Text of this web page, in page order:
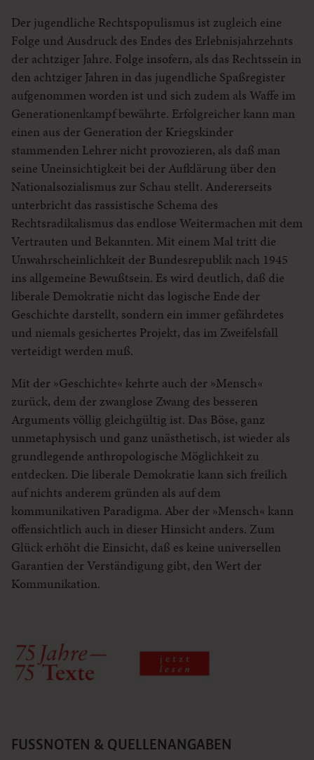
Der jugendliche Rechtspopulismus ist zugleich eine
Folge und Ausdruck des Endes des Erlebnisjahrzehnts
der achtziger Jahre. Folge insofern, als das Rechtssein in
den achtziger Jahren in das jugendliche Spaßregister
aufgenommen worden ist und sich zudem als Waffe im
Generationenkampf bewährte. Erfolgreicher kann man
einen aus der Generation der Kriegskinder
stammenden Lehrer nicht provozieren, als daß man
seine Uneinsichtigkeit bei der Aufklärung über den
Nationalsozialismus zur Schau stellt. Andererseits
unterbricht das rassistische Schema des
Rechtsradikalismus das endlose Weitermachen mit dem
Vertrauten und Bekannten. Mit einem Mal tritt die
Unwahrscheinlichkeit der Bundesrepublik nach 1945
ins allgemeine Bewußtsein. Es wird deutlich, daß die
liberale Demokratie nicht das logische Ende der
Geschichte darstellt, sondern ein immer gefährdetes
und niemals gesichertes Projekt, das im Zweifelsfall
verteidigt werden muß.
Mit der »Geschichte« kehrte auch der »Mensch«
zurück, dem der zwanglose Zwang des besseren
Arguments völlig gleichgültig ist. Das Böse, ganz
unmetaphysisch und ganz unästhetisch, ist wieder als
grundlegende anthropologische Möglichkeit zu
entdecken. Die liberale Demokratie kann sich freilich
auf nichts anderem gründen als auf dem
kommunikativen Paradigma. Aber der »Mensch« kann
offensichtlich auch in dieser Hinsicht anders. Zum
Glück erhöht die Einsicht, daß es keine universellen
Garantien der Verständigung gibt, den Wert der
Kommunikation.
FUSSNOTEN & QUELLENANGABEN